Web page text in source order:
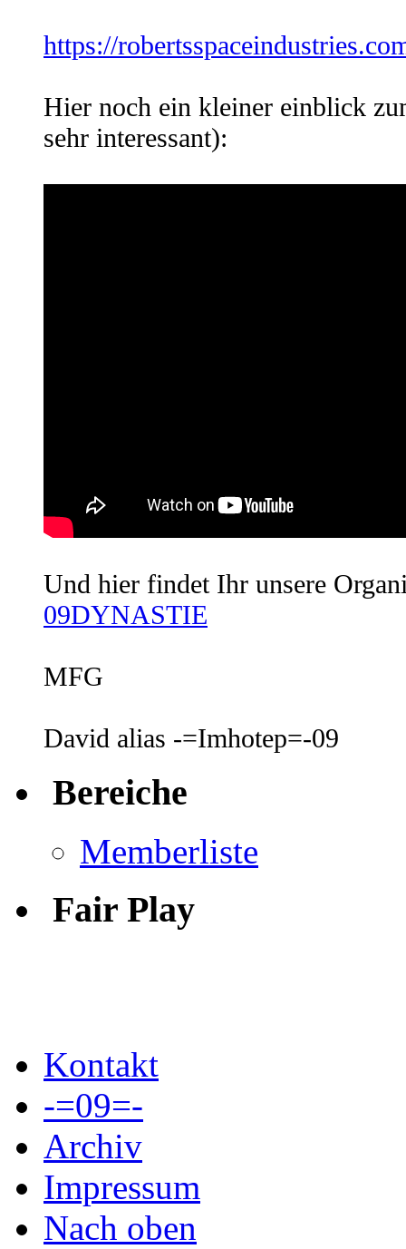
https://
Hier noch ein kleiner einblick
sehr interessant):
Und hier findet Ihr unsere
09DYNASTIE
MFG
David alias -=Imhotep=-09
Bereiche
Memberliste
Fair Play
Kontakt
-=09=-
Archiv
Impressum
Nach oben